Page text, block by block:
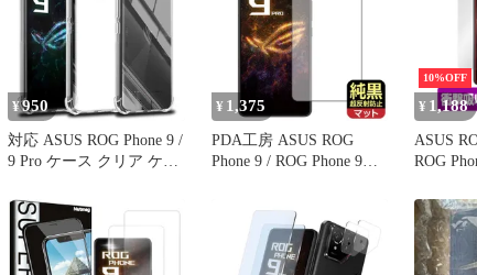
き、背面カーボンファイ
バーフィルム 1 枚、傷防
Edition
自動修
¥950
対応 ASUS ROG Phone 9 /
9 Pro ケース クリア ケー
Proカバー TPU 保護ケー
ス カバー背面 シェル ク
バー ソフト 透明シェル
ンプロテクター 0
¥ 1,375
PDA工房 ASUS ROG
Phone 9 / ROG Phone 9
[指紋認証対応] 反射低減
防指紋 日本製
10%OFF
¥ 1,188
ASUS
ROG
射 for エ
オージー
収 目に